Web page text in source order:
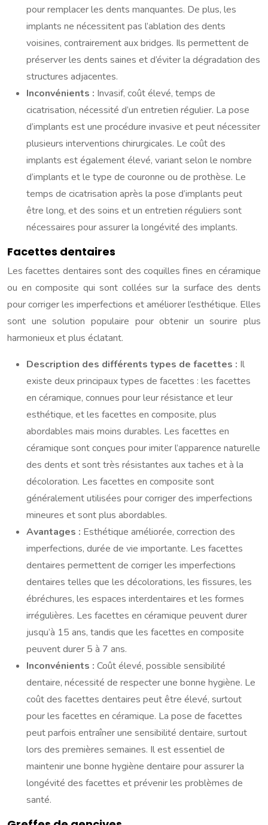
pour remplacer les dents manquantes. De plus, les
implants ne nécessitent pas l’ablation des dents
voisines, contrairement aux bridges. Ils permettent de
préserver les dents saines et d’éviter la dégradation des
structures adjacentes.
Inconvénients : Invasif, coût élevé, temps de
cicatrisation, nécessité d’un entretien régulier. La pose
d’implants est une procédure invasive et peut nécessiter
plusieurs interventions chirurgicales. Le coût des
implants est également élevé, variant selon le nombre
d’implants et le type de couronne ou de prothèse. Le
temps de cicatrisation après la pose d’implants peut
être long, et des soins et un entretien réguliers sont
nécessaires pour assurer la longévité des implants.
Facettes dentaires
Les facettes dentaires sont des coquilles fines en céramique
ou en composite qui sont collées sur la surface des dents
pour corriger les imperfections et améliorer l’esthétique. Elles
sont une solution populaire pour obtenir un sourire plus
harmonieux et plus éclatant.
Description des différents types de facettes : Il
existe deux principaux types de facettes : les facettes
en céramique, connues pour leur résistance et leur
esthétique, et les facettes en composite, plus
abordables mais moins durables. Les facettes en
céramique sont conçues pour imiter l’apparence naturelle
des dents et sont très résistantes aux taches et à la
décoloration. Les facettes en composite sont
généralement utilisées pour corriger des imperfections
mineures et sont plus abordables.
Avantages : Esthétique améliorée, correction des
imperfections, durée de vie importante. Les facettes
dentaires permettent de corriger les imperfections
dentaires telles que les décolorations, les fissures, les
ébréchures, les espaces interdentaires et les formes
irrégulières. Les facettes en céramique peuvent durer
jusqu’à 15 ans, tandis que les facettes en composite
peuvent durer 5 à 7 ans.
Inconvénients : Coût élevé, possible sensibilité
dentaire, nécessité de respecter une bonne hygiène. Le
coût des facettes dentaires peut être élevé, surtout
pour les facettes en céramique. La pose de facettes
peut parfois entraîner une sensibilité dentaire, surtout
lors des premières semaines. Il est essentiel de
maintenir une bonne hygiène dentaire pour assurer la
longévité des facettes et prévenir les problèmes de
santé.